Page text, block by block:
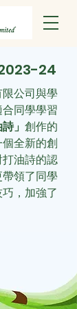
24
公司與學
同學學習
」 創作的
全新的創
油詩的認
領了同學
，加強了